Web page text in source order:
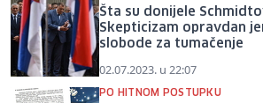
Šta su donijele
Skepticizam opravdan
slobode za tumačenje
02.07.2023. u 22:07
PO HITNOM POSTUPKU